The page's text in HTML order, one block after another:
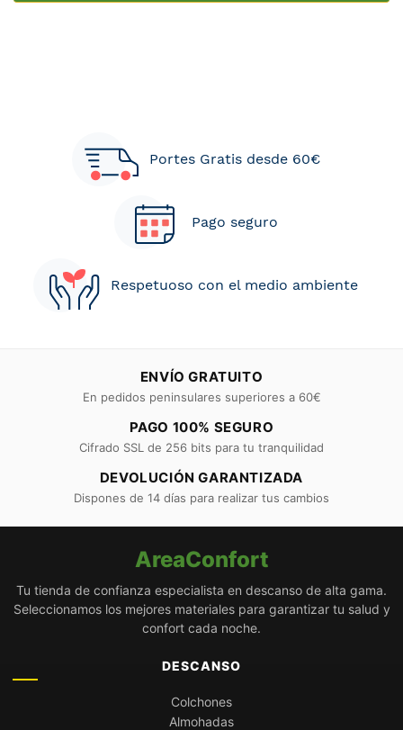
Portes Gratis desde 60€
Pago seguro
Respetuoso con el medio ambiente
ENVÍO GRATUITO
En pedidos peninsulares superiores a 60€
PAGO 100% SEGURO
Cifrado SSL de 256 bits para tu tranquilidad
DEVOLUCIÓN GARANTIZADA
Dispones de 14 días para realizar tus cambios
AreaConfort
Tu tienda de confianza especialista en descanso de alta gama.
Seleccionamos los mejores materiales para garantizar tu salud y
confort cada noche.
DESCANSO
Colchones
Almohadas